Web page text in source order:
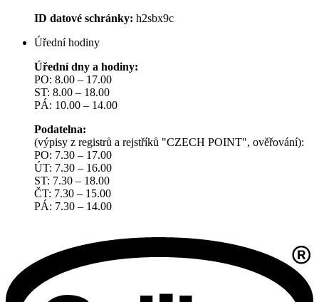
ID datové schránky: h2sbx9c
Úřední hodiny
Úřední dny a hodiny:
PO: 8.00 – 17.00
ST: 8.00 – 18.00
PÁ: 10.00 – 14.00
Podatelna:
(výpisy z registrů a rejstříků "CZECH POINT", ověřování):
PO: 7.30 – 17.00
ÚT: 7.30 – 16.00
ST: 7.30 – 18.00
ČT: 7.30 – 15.00
PÁ: 7.30 – 14.00